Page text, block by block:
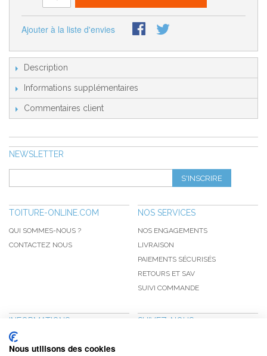
Ajouter à la liste d'envies
Description
Informations supplémentaires
Commentaires client
NEWSLETTER
S'INSCRIRE
TOITURE-ONLINE.COM
QUI SOMMES-NOUS ?
CONTACTEZ NOUS
NOS SERVICES
NOS ENGAGEMENTS
LIVRAISON
PAIEMENTS SÉCURISÉS
RETOURS ET SAV
SUIVI COMMANDE
INFORMATIONS
NOUVEAUTÉS
PROMOTIONS
SUIVEZ-NOUS
Nous utilisons des cookies